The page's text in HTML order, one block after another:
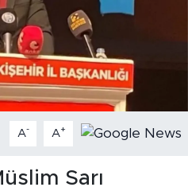
A- A+
Sarı